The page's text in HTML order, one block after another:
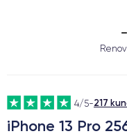
4/5-217
iPhone 13 Pro